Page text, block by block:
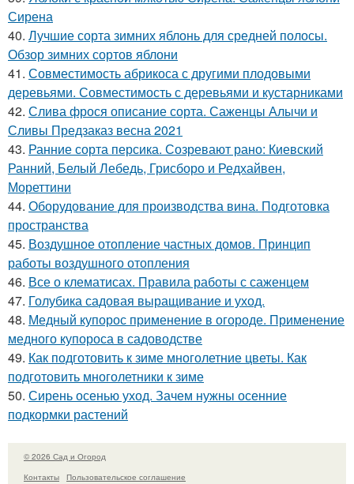
Сирена
40. Лучшие сорта зимних яблонь для средней полосы.
Обзор зимних сортов яблони
41. Совместимость абрикоса с другими плодовыми
деревьями. Совместимость с деревьями и кустарниками
42. Слива фрося описание сорта. Саженцы Алычи и
Сливы Предзаказ весна 2021
43. Ранние сорта персика. Созревают рано: Киевский
Ранний, Белый Лебедь, Грисборо и Редхайвен,
Мореттини
44. Оборудование для производства вина. Подготовка
пространства
45. Воздушное отопление частных домов. Принцип
работы воздушного отопления
46. Все о клематисах. Правила работы с саженцем
47. Голубика садовая выращивание и уход.
48. Медный купорос применение в огороде. Применение
медного купороса в садоводстве
49. Как подготовить к зиме многолетние цветы. Как
подготовить многолетники к зиме
50. Сирень осенью уход. Зачем нужны осенние
подкормки растений
© 2026 Сад и Огород
Контакты
Пользовательское соглашение